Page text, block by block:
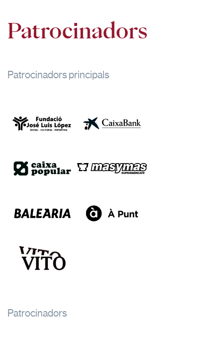
Patrocinadors
Patrocinadors principals
Patrocinadors